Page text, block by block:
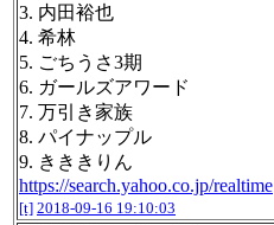
3. 内田裕也
4. 希林
5. ごちうさ3期
6. ガールズアワード
7. 万引き家族
8. パイナップル
9. きききりん
https://search.yahoo.co.jp/realtime
[t] 2018-09-16 19:10:03